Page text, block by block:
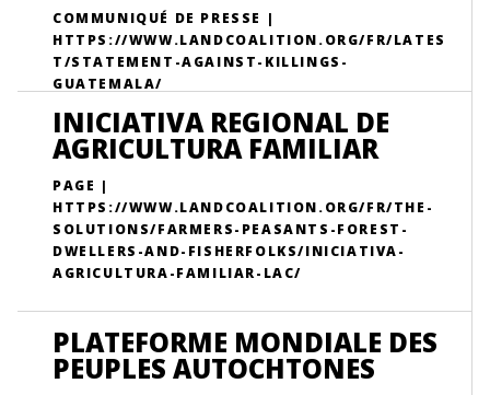
COMMUNIQUÉ DE PRESSE |
HTTPS://WWW.LANDCOALITION.ORG/FR/LATES
T/STATEMENT-AGAINST-KILLINGS-
GUATEMALA/
INICIATIVA REGIONAL DE
AGRICULTURA FAMILIAR
PAGE |
HTTPS://WWW.LANDCOALITION.ORG/FR/THE-
SOLUTIONS/FARMERS-PEASANTS-FOREST-
DWELLERS-AND-FISHERFOLKS/INICIATIVA-
AGRICULTURA-FAMILIAR-LAC/
PLATEFORME MONDIALE DES
PEUPLES AUTOCHTONES